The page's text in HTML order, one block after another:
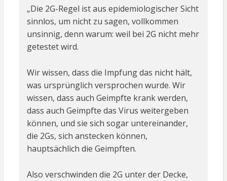
„Die 2G-Regel ist aus epidemiologischer Sicht
sinnlos, um nicht zu sagen, vollkommen
unsinnig, denn warum: weil bei 2G nicht mehr
getestet wird.
Wir wissen, dass die Impfung das nicht hält,
was ursprünglich versprochen wurde. Wir
wissen, dass auch Geimpfte krank werden,
dass auch Geimpfte das Virus weitergeben
können, und sie sich sogar untereinander,
die 2Gs, sich anstecken können,
hauptsächlich die Geimpften.
Also verschwinden die 2G unter der Decke,